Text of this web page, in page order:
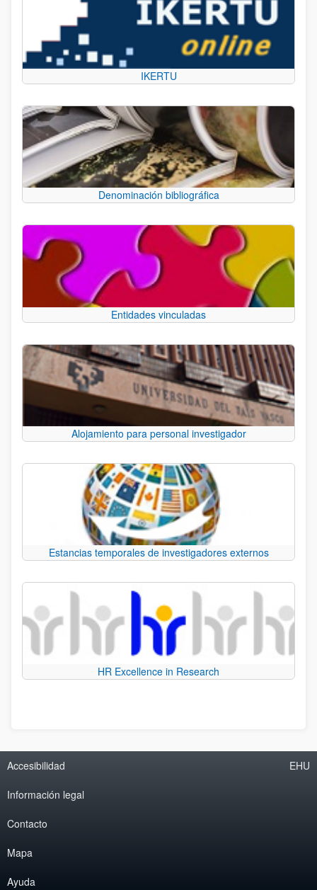
IKERTU
Denominación bibliográfica
Entidades vinculadas
Alojamiento para personal investigador
Estancias temporales de investigadores externos
HR Excellence in Research
Accesibilidad
Información legal
Contacto
Mapa
Ayuda
EHU